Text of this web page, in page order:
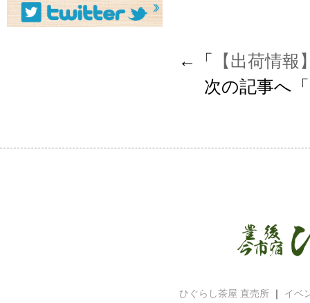
←「
【出荷情
次の記事へ「
ひぐらし茶屋 直売所 ｜ イベ